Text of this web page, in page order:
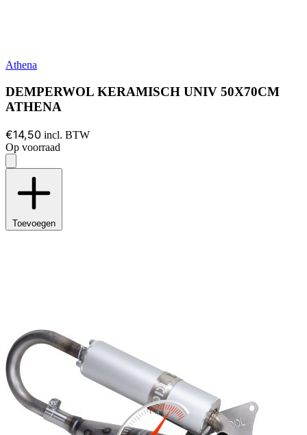
Athena
DEMPERWOL KERAMISCH UNIV 50X70CM
ATHENA
€14,50 incl. BTW
Op voorraad
Toevoegen